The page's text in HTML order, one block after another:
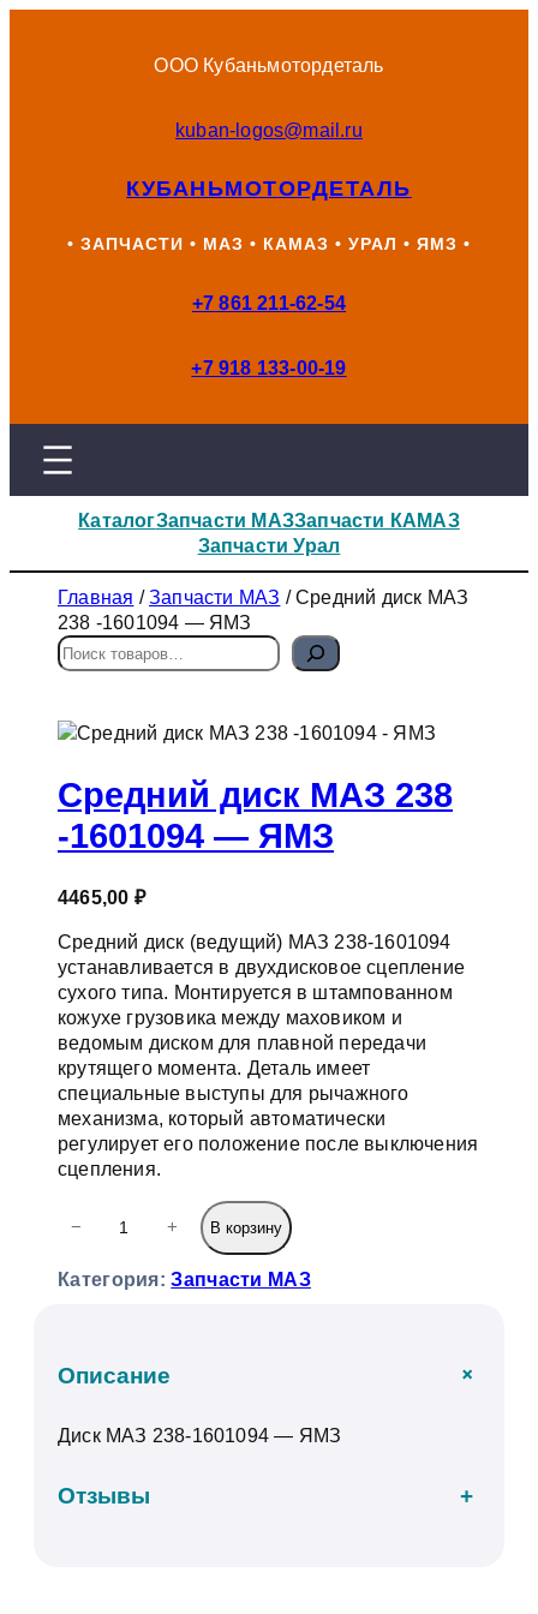
ООО Кубаньмотордеталь
kuban-logos@mail.ru
КУБАНЬМОТОРДЕТАЛЬ
• ЗАПЧАСТИ • МАЗ • КАМАЗ • УРАЛ • ЯМЗ •
+7 861 211-62-54
+7 918 133-00-19
КаталогЗапчасти МАЗЗапчасти КАМАЗ
Запчасти Урал
Главная /Запчасти МАЗ / Средний диск МАЗ
238 -1601094 — ЯМЗ
П
о
с
к
Средний диск МАЗ 238
-1601094 — ЯМЗ
4465,00 ₽
Средний диск (ведущий) МАЗ 238-1601094
устанавливается в двухдисковое сцепление
сухого типа. Монтируется в штампованном
кожухе грузовика между маховиком и
ведомым диском для плавной передачи
крутящего момента. Деталь имеет
специальные выступы для рычажного
механизма, который автоматически
регулирует его положение после выключения
сцепления.
и
с
т
о
о
− + В корзину
Категория:Запчасти МАЗ
Описание +
Диск МАЗ 238-1601094 — ЯМЗ
Отзывы +